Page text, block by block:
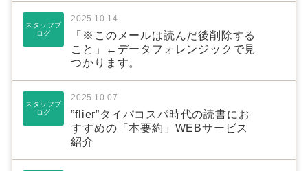
スタッフブ
ログ
2025.10.14
「※このメールは読んだ後削除する
こと」←データフォレンジックで見
つかります。
スタッフブ
ログ
2025.10.07
”flier”タイパコスパ時代の読書にお
すすめの「本要約」WEBサービス
紹介